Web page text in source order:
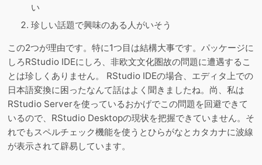
い
珍しい話題で興味のある人がいそう
この2つが理由です。特に1つ目は結構大事です。パッケージに
しろRStudio IDEにしろ、非欧文文化圏故の問題に遭遇するこ
とは珍しくありません。 RStudio IDEの場合、エディタ上での
日本語変換に困ったなんて話はよく聞きましたね。尚、私は
RStudio Serverを使っているおかげでこの問題を回避できて
いるので、RStudio Desktopの現状を把握できていません。そ
れでもスペルチェック機能を使うとひらがなとカタカナに波線
が表示されて辟易しています。